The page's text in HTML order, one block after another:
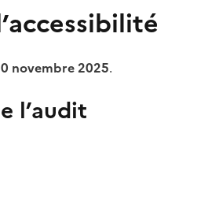
novembre 2025.
l’audit